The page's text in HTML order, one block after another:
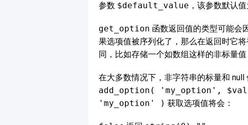
参数 $default_value ，该参数默认
get_option 函数返回值的类型可能会
果选项值被序列化了，那么在返回时它
同，比如存储一个如数组这样的非标量值
在大多数情况下，非字符串的标量和
add_option( 'my_option',
'my_option' ) 获取选项值将会：